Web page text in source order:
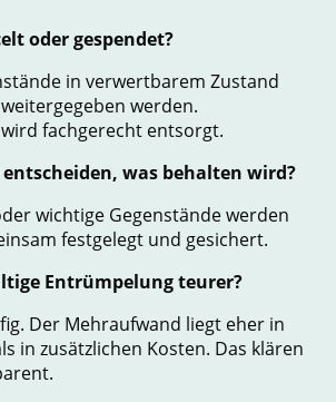
oder gespendet?
in verwertbarem Zustand
werden.
fachgerecht entsorgt.
was behalten wird?
wichtige Gegenstände werden
festgelegt und gesichert.
Entrümpelung teurer?
Der Mehraufwand liegt eher in
in zusätzlichen Kosten. Das klären